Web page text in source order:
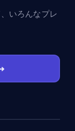
いろんなプレ